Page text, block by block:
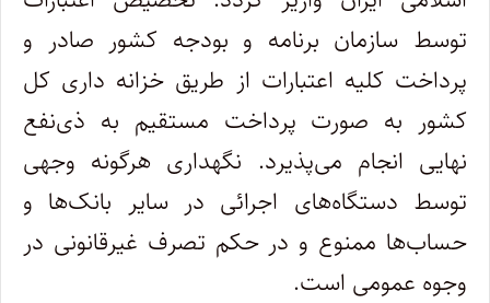
توسط سازمان برنامه و بودجه کشور صادر و
پرداخت کلیه اعتبارات از طریق خزانه داری کل
کشور به صورت پرداخت مستقیم به ذی‌نفع
نهایی انجام می‌پذیرد. نگهداری هرگونه وجهی
توسط دستگاه‌های اجرائی در سایر بانک‌ها و
حساب‌ها ممنوع و در حکم تصرف غیرقانونی در
وجوه عمومی است.